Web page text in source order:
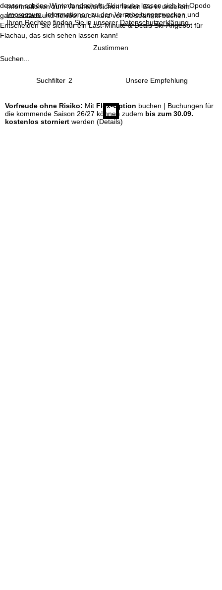
Informationen zum Verantwortlichen finden Sie in unserem
Impressum. Informationen zu den Verarbeitungszwecken und
Ihren Rechten finden Sie in unserer Datenschutzerklärung .
Zustimmen
t
s
e
e
dessen schöne Winterlandschaft. Skiurlaube lassen sich bei Opodo
ganz einfach und flexibel auch kurz vor Reiseantritt buchen.
Entscheiden Sie sich für ein Last-Minute & Deals Ski-Angebot für
Flachau, das sich sehen lassen kann!
Suchen...
Suchfilter 2
Vorfreude ohne Risiko: Mit Flex-Option buchen | Buchungen für
die kommende Saison 26/27 können zudem bis zum 30.09.
kostenlos storniert werden (Details)